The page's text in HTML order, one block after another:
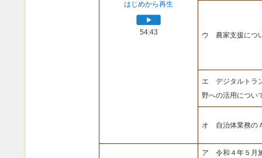
はじめから再生
54:43 ウ 農家支援につ
エ デジタルトラ
野への活用につい
オ 自治体業務の
ア 令和４年５月